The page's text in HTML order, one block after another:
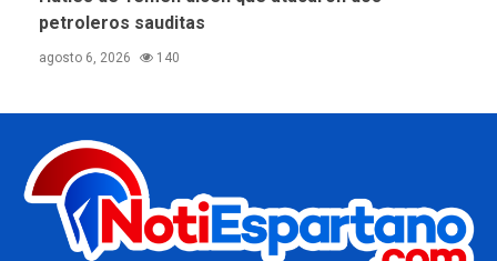
petroleros sauditas
agosto 6, 2026 140